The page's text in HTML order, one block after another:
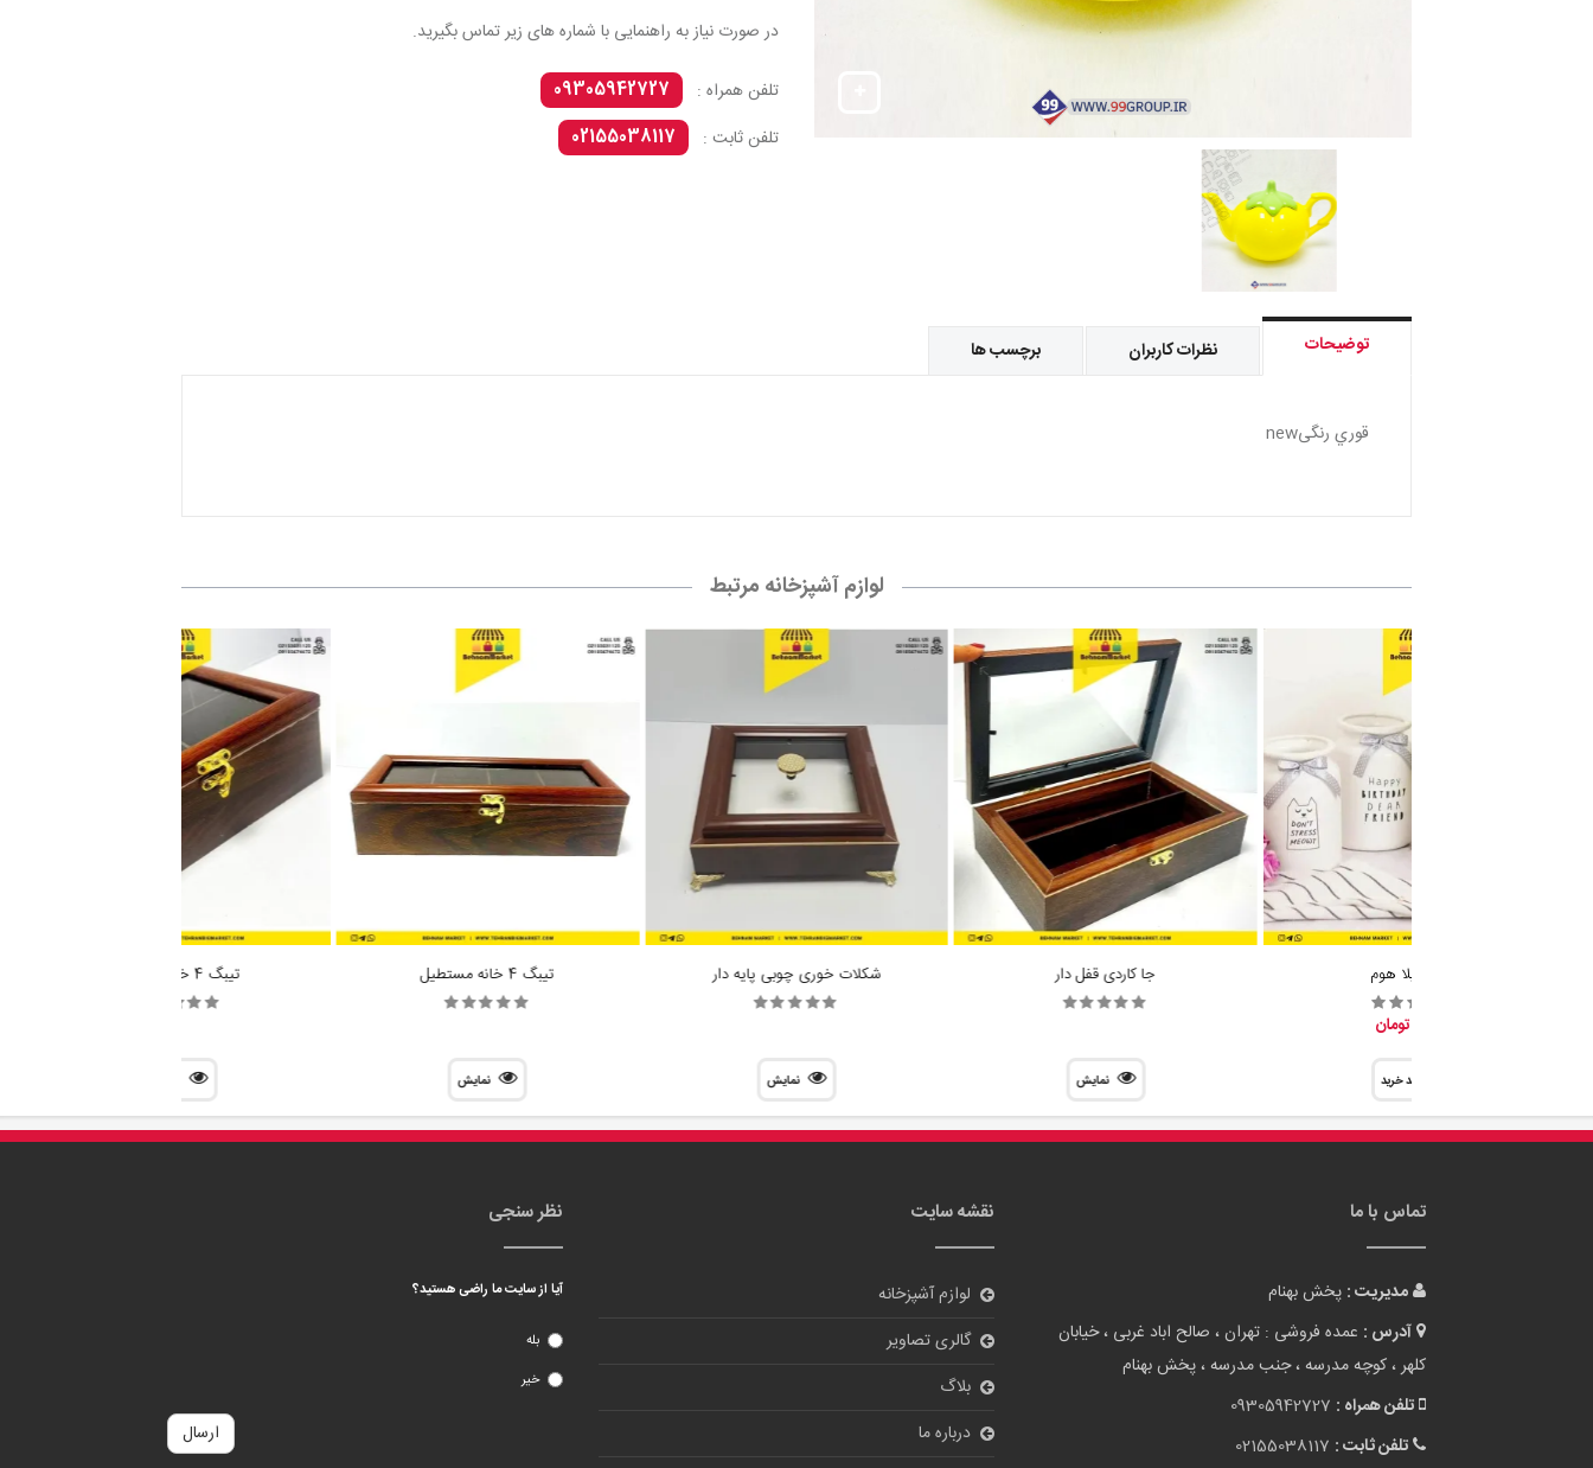
در صورت نیاز به راهنمایی با شماره های زیر تماس بگیرید.
تلفن همراه :
09305942727
تلفن ثابت :
02155038117
توضیحات نظرات کاربران برچسب ها
قوري رنگیnew
لوازم آشپزخانه مرتبط
گلدان ایلا هوم
سبد خرید
جا کاردی قفل دار
نمایش
شکلات خوری چوبی پایه دار
نمایش
تیبگ 4 خانه مستطیل
نمایش
تیبگ 4 خانه قفل دار
تماس با ما
مدیریت : پخش بهنام
آدرس : عمده فروشی : تهران ، صالح اباد غربی ، خیابان
کلهر ، کوچه مدرسه ، جنب مدرسه ، پخش بهنام
تلفن همراه : 09305942727
تلفن ثابت : 02155038117
نقشه سایت
لوازم آشپزخانه
گالری تصاویر
بلاگ
درباره ما
نظر سنجی
آیا از سایت ما راضی هستید؟
بله
خیر
ارسال